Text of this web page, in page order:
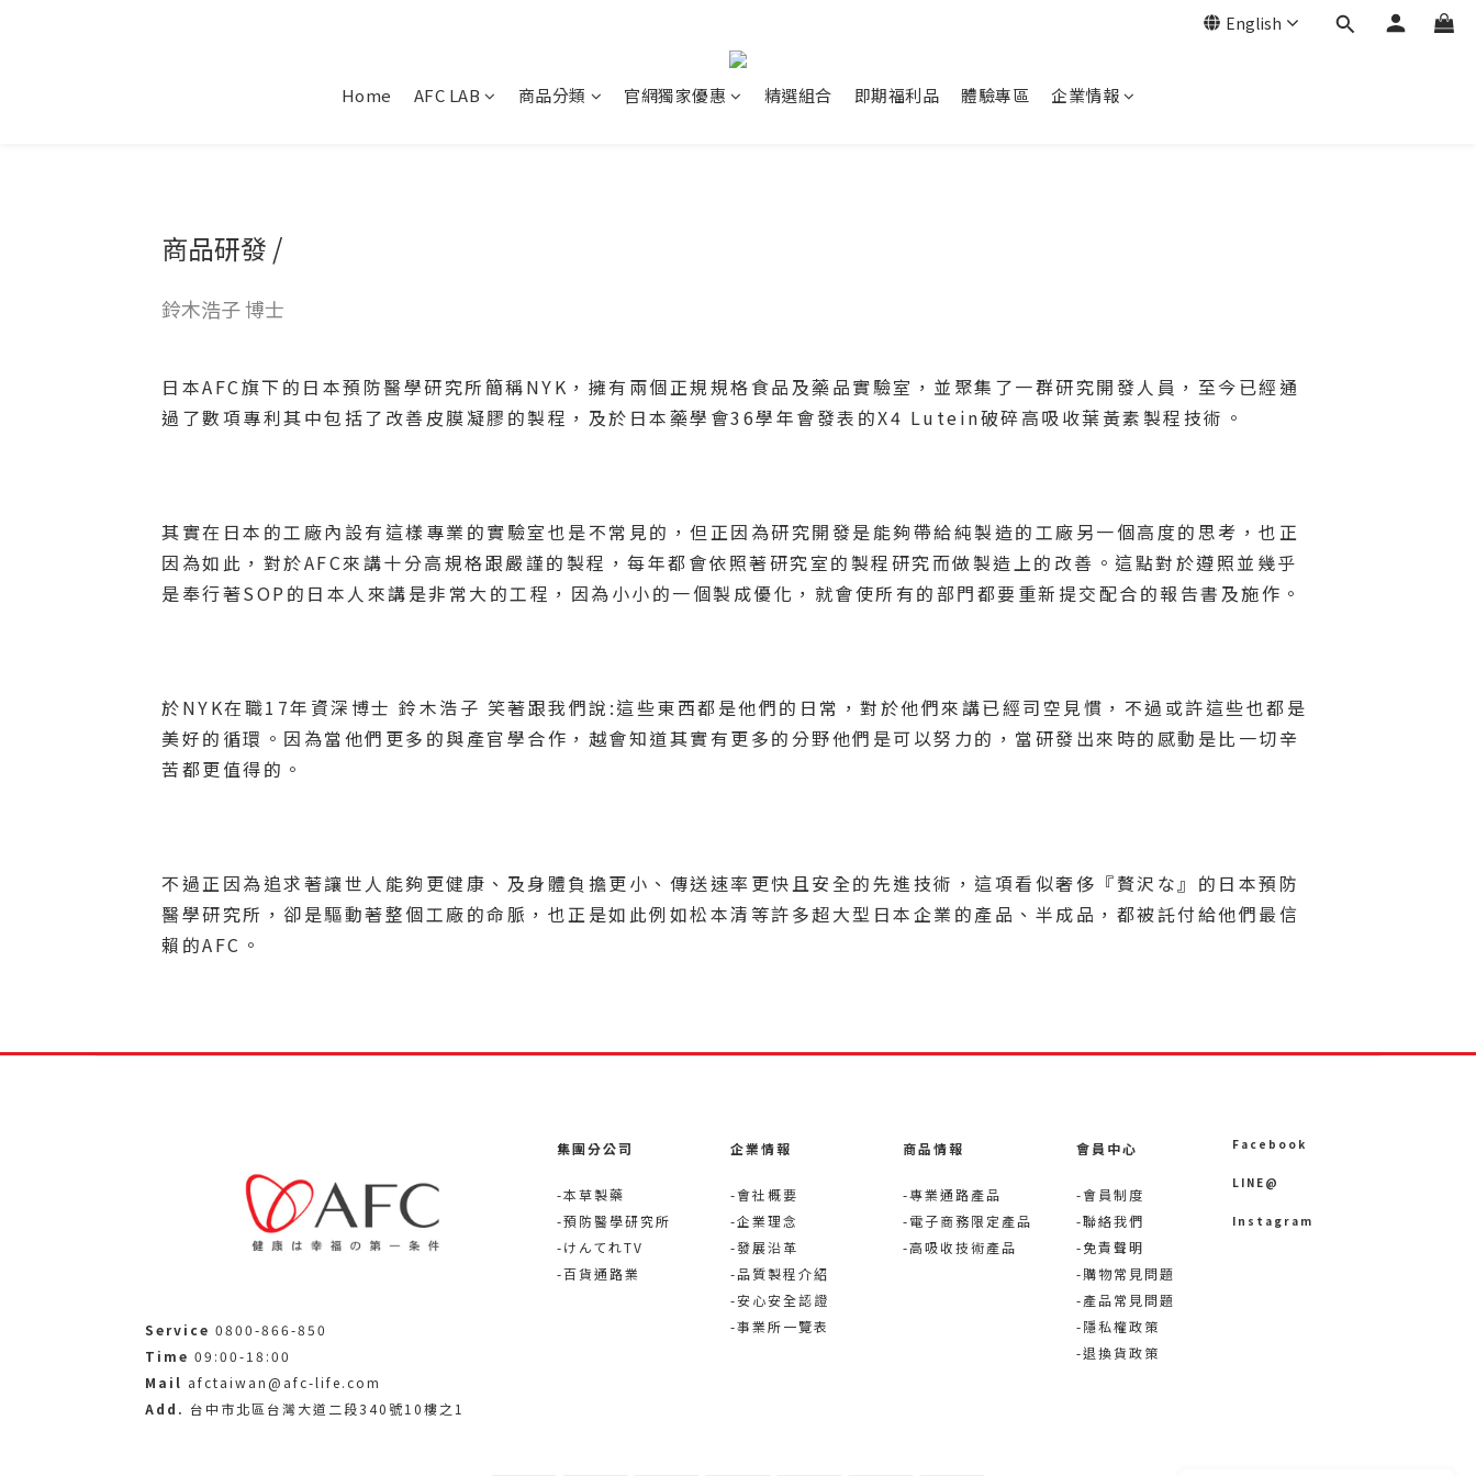
English
Home AFC LAB 商品分類 官網獨家優惠 精選組合 即期福利品 體驗專區 企業情報
商品研發 /
鈴木浩子 博士
日本AFC旗下的日本預防醫學研究所簡稱NYK，擁有兩個正規規格食品及藥品實驗室，並聚集了一群研究開發人員，至今已經通
過了數項專利其中包括了改善皮膜凝膠的製程，及於日本藥學會36學年會發表的X4 Lutein破碎高吸收葉黃素製程技術。
其實在日本的工廠內設有這樣專業的實驗室也是不常見的，但正因為研究開發是能夠帶給純製造的工廠另一個高度的思考，也正
因為如此，對於AFC來講十分高規格跟嚴謹的製程，每年都會依照著研究室的製程研究而做製造上的改善。這點對於遵照並幾乎
是奉行著SOP的日本人來講是非常大的工程，因為小小的一個製成優化，就會使所有的部門都要重新提交配合的報告書及施作。
於NYK在職17年資深博士 鈴木浩子 笑著跟我們說:這些東西都是他們的日常，對於他們來講已經司空見慣，不過或許這些也都是
美好的循環。因為當他們更多的與產官學合作，越會知道其實有更多的分野他們是可以努力的，當研發出來時的感動是比一切辛
苦都更值得的。
不過正因為追求著讓世人能夠更健康、及身體負擔更小、傳送速率更快且安全的先進技術，這項看似奢侈『贅沢な』的日本預防
醫學研究所，卻是驅動著整個工廠的命脈，也正是如此例如松本清等許多超大型日本企業的產品、半成品，都被託付給他們最信
賴的AFC。
Service 0800-866-850
Time 09:00-18:00
Mail afctaiwan@afc-life.com
Add. 台中市北區台灣大道二段340號10樓之1
集團分公司
-本草製藥
-預防醫學研究所
-けんてれTV
-百貨通路業
企業情報
-會社概要
-企業理念
-發展沿革
-品質製程介紹
-安心安全認證
-事業所一覽表
商品情報
-專業通路產品
-電子商務限定產品
-高吸收技術產品
會員中心
-會員制度
-聯絡我們
-免責聲明
-購物常見問題
-產品常見問題
-隱私權政策
-退換貨政策
Facebook
LINE@
Instagram